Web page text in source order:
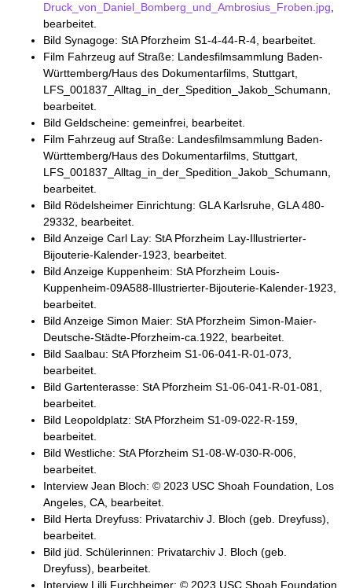
Druck_von_Daniel_Bomberg_und_Ambrosius_Froben.jpg
bearbeitet.
Bild Synagoge: StA Pforzheim S1-4-44-R-4, bearbeitet.
Film Fahrzeug auf Straße: Landesfilmsammlung Baden-
Württemberg/Haus des Dokumentarfilms, Stuttgart,
LFS_001837_Alltag_in_der_Spedition_Jakob_Schumann,
bearbeitet.
Bild Geldscheine: gemeinfrei, bearbeitet.
Film Fahrzeug auf Straße: Landesfilmsammlung Baden-
Württemberg/Haus des Dokumentarfilms, Stuttgart,
LFS_001837_Alltag_in_der_Spedition_Jakob_Schumann,
bearbeitet.
Bild Rödelsheimer Einrichtung: GLA Karlsruhe, GLA 480-
29332, bearbeitet.
Bild Anzeige Carl Lay: StA Pforzheim Lay-Illustrierter-
Bijouterie-Kalender-1923, bearbeitet.
Bild Anzeige Kuppenheim: StA Pforzheim Louis-
Kuppenheim-09A588-Illustrierter-Bijouterie-Kalender-1923,
bearbeitet.
Bild Anzeige Simon Maier: StA Pforzheim Simon-Maier-
Deutsche-Städte-Pforzheim-ca.1922, bearbeitet.
Bild Saalbau: StA Pforzheim S1-06-041-R-01-073,
bearbeitet.
Bild Gartenterasse: StA Pforzheim S1-06-041-R-01-081,
bearbeitet.
Bild Leopoldplatz: StA Pforzheim S1-09-022-R-159,
bearbeitet.
Bild Westliche: StA Pforzheim S1-08-W-030-R-006,
bearbeitet.
Interview Jean Bloch: © 2023 USC Shoah Foundation, Los
Angeles, CA, bearbeitet.
Bild Herta Dreyfuss: Privatarchiv J. Bloch (geb. Dreyfuss),
bearbeitet.
Bild jüd. Schülerinnen: Privatarchiv J. Bloch (geb.
Dreyfuss), bearbeitet.
Interview Lilli Furchheimer: © 2023 USC Shoah Foundation,